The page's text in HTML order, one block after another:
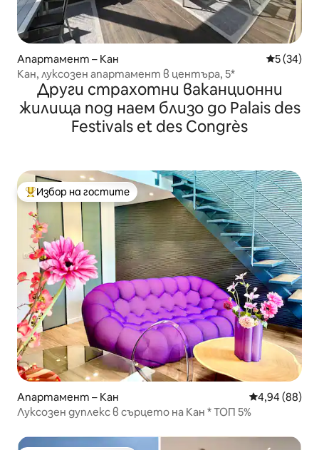
Апартамент – Кан Средна
5 (34)
Кан, луксозен апартамент в центъра, 5*
Други страхотни ваканционни
жилища под наем близо до Palais des
Festivals et des Congrès
Най-популярен избор на гостите
Избор на гостите
Апартамент – Кан Средна
4,94 (88)
Луксозен дуплекс в сърцето на Кан * ТОП 5%